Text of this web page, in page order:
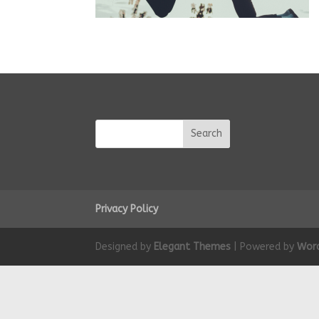
Privacy Policy
Designed by Elegant Themes | Powered by